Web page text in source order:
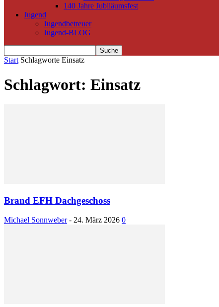
140 Jahre Jubiläumsfest
Jugend
Jugendbetreuer
Jugend-BLOG
Start Schlagworte Einsatz
Schlagwort: Einsatz
Brand EFH Dachgeschoss
Michael Sonnweber - 24. März 2026 0